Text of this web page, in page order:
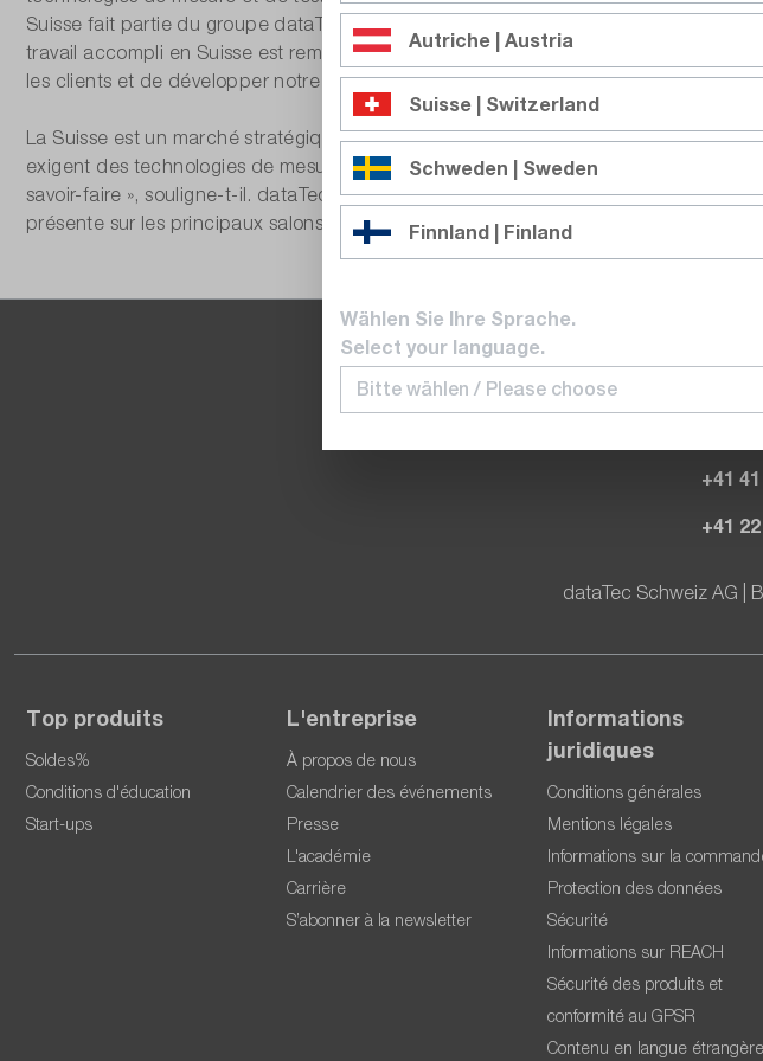
Suisse fait partie du groupe dataTec, actif dans plusieurs pays européens –
travail accompli en Suisse est remarquable et constitue une base solide pour
les clients et de développer notre expertise technique », précise Marco Pompa.
La Suisse est un marché stratégique pour les technologies de mesure et de test.
exigent des technologies de mesure toujours plus précises. C’est dans ce
savoir-faire », souligne-t-il. dataTec Suisse entend poursuivre son
présente sur les principaux salons professionnels, notamment au Sindex 2025 à
Lorsque vous êtes au
La boutique dataTec B2B s'adresse
+41
+41
dataTec Schweiz AG |
Top produits
Soldes%
Conditions d'éducation
Start-ups
L'entreprise
À propos de nous
Calendrier des événements
Presse
L'académie
Carrière
S’abonner à la newsletter
Informations
juridiques
Conditions générales
Mentions légales
Informations sur la
Protection des données
Sécurité
Informations sur REACH
Sécurité des produits et
conformité au GPSR
Contenu en langue étrangère
Autriche | Austria
Suisse | Switzerland
Schweden | Sweden
Finnland | Finland
Wählen Sie Ihre Sprache.
Select your language.